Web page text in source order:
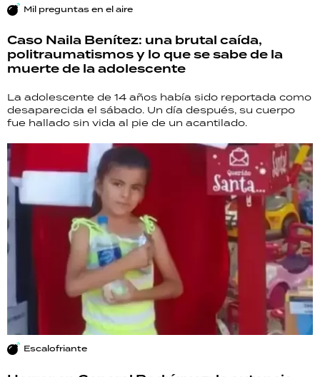
Mil preguntas en el aire
Caso Naila Benítez: una brutal caída,
politraumatismos y lo que se sabe de la
muerte de la adolescente
La adolescente de 14 años había sido reportada como
desaparecida el sábado. Un día después, su cuerpo
fue hallado sin vida al pie de un acantilado.
Escalofriante